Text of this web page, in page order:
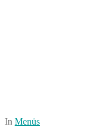
In Menüs